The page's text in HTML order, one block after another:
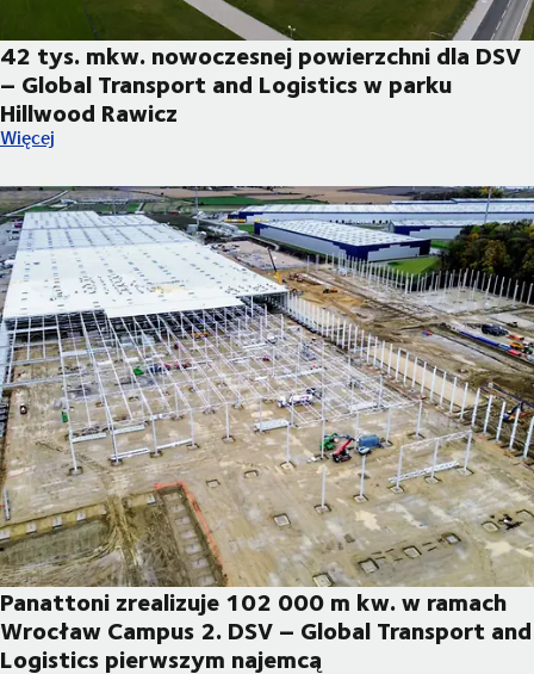
42 tys. mkw. nowoczesnej powierzchni dla DSV
– Global Transport and Logistics w parku
Hillwood Rawicz
42 tys. mkw. nowoczesnej powierzchni dla DSV – Global
Więcej
Panattoni zrealizuje 102 000 m kw. w ramach
Wrocław Campus 2. DSV – Global Transport and
Logistics pierwszym najemcą